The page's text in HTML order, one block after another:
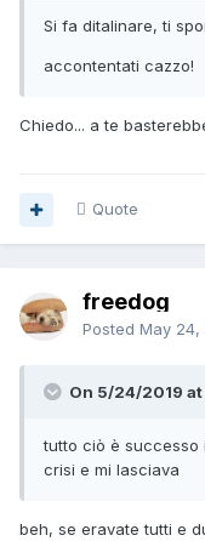
Si fa ditalinare, ti
accontentati cazzo!
Chiedo... a te
Quote
freedog
Posted May 24,
On 5/24/2019 at
tutto ciò è successo
crisi e mi lasciava
beh, se eravate tutti e